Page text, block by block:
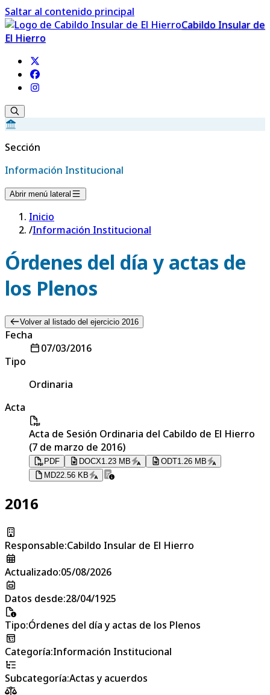
Saltar al contenido principal
Cabildo Insular de
El Hierro
Sección
Información Institucional
Abrir menú lateral
Inicio
/Información Institucional
Órdenes del día y actas de
los Plenos
Volver al listado del ejercicio 2016
Fecha
07/03/2016
Tipo
Ordinaria
Acta
Acta de Sesión Ordinaria del Cabildo de El Hierro
(7 de marzo de 2016)
PDF DOCX1.23 MB ODT1.26 MB
MD22.56 KB
2016
Responsable:Cabildo Insular de El Hierro
Actualizado:05/08/2026
Datos desde:28/04/1925
Tipo:Órdenes del día y actas de los Plenos
Categoría:Información Institucional
Subcategoría:Actas y acuerdos